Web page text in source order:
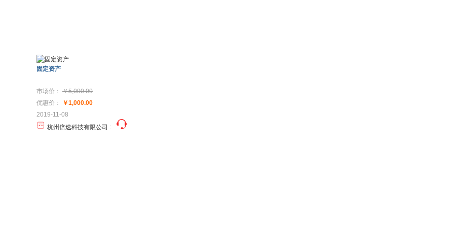
固定资产
市场价： ￥5,000.00
优惠价：
￥1,000.00
2019-11-08
杭州倍速科技有限公司 :